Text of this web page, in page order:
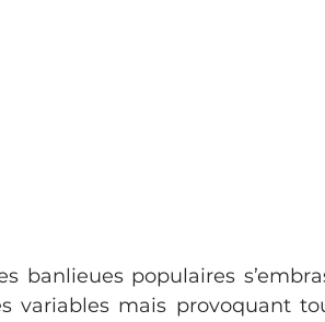
banlieues populaires
variables mais provoquant